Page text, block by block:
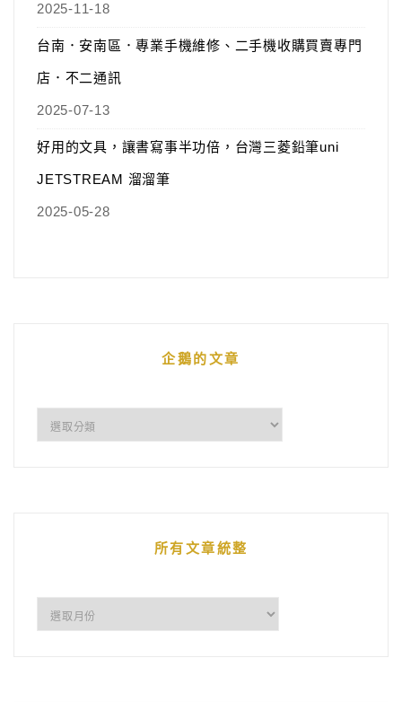
2025-11-18
台南．安南區．專業手機維修、二手機收購買賣專門
店．不二通訊
2025-07-13
好用的文具，讓書寫事半功倍，台灣三菱鉛筆uni
JETSTREAM 溜溜筆
2025-05-28
企鵝的文章
所有文章統整